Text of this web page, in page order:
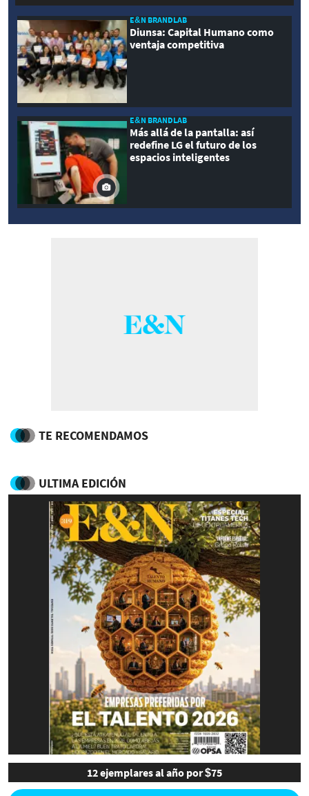
E&N BRANDLAB
Diunsa: Capital Humano como
ventaja competitiva
E&N BRANDLAB
Más allá de la pantalla: así
redefine LG el futuro de los
espacios inteligentes
TE RECOMENDAMOS
ULTIMA EDICIÓN
12 ejemplares al año por $75